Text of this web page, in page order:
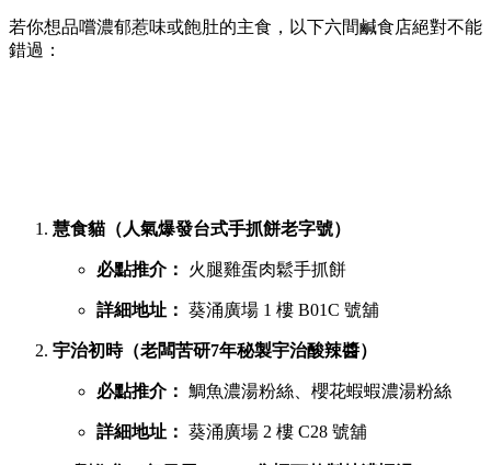
若你想品嚐濃郁惹味或飽肚的主食，以下六間鹹食店絕對不能
錯過：
慧食貓（人氣爆發台式手抓餅老字號）
必點推介： 火腿雞蛋肉鬆手抓餅
詳細地址： 葵涌廣場 1 樓 B01C 號舖
宇治初時（老闆苦研7年秘製宇治酸辣醬）
必點推介： 鯛魚濃湯粉絲、櫻花蝦蝦濃湯粉絲
詳細地址： 葵涌廣場 2 樓 C28 號舖